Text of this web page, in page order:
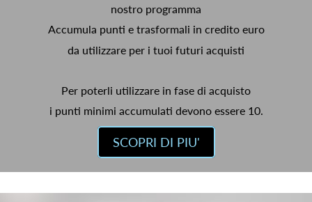
nostro programma
Accumula punti e trasformali in credito euro
da utilizzare per i tuoi futuri acquisti
Per poterli utilizzare in fase di acquisto
i punti minimi accumulati devono essere 10.
SCOPRI DI PIU'